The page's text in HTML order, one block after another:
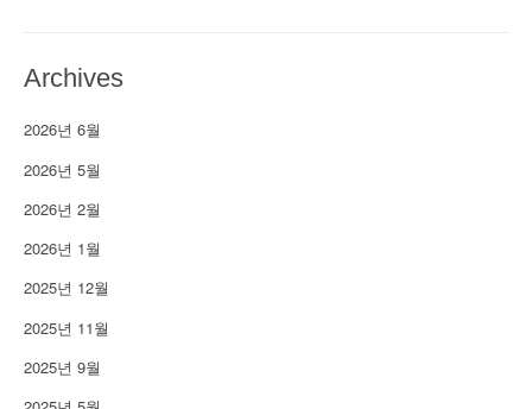
Archives
2026년 6월
2026년 5월
2026년 2월
2026년 1월
2025년 12월
2025년 11월
2025년 9월